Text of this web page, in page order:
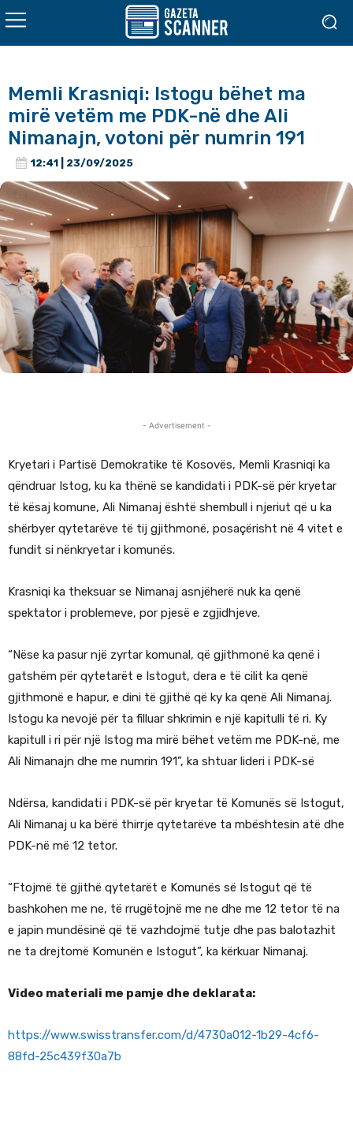
Memli Krasniqi: Istogu bëhet ma
mirë vetëm me PDK-në dhe Ali
Nimanajn, votoni për numrin 191
12:41 | 23/09/2025
- Advertisement -
Kryetari i Partisë Demokratike të Kosovës, Memli Krasniqi ka
qëndruar Istog, ku ka thënë se kandidati i PDK-së për kryetar
të kësaj komune, Ali Nimanaj është shembull i njeriut që u ka
shërbyer qytetarëve të tij gjithmonë, posaçërisht në 4 vitet e
fundit si nënkryetar i komunës.
Krasniqi ka theksuar se Nimanaj asnjëherë nuk ka qenë
spektator i problemeve, por pjesë e zgjidhjeve.
“Nëse ka pasur një zyrtar komunal, që gjithmonë ka qenë i
gatshëm për qytetarët e Istogut, dera e të cilit ka qenë
gjithmonë e hapur, e dini të gjithë që ky ka qenë Ali Nimanaj.
Istogu ka nevojë për ta filluar shkrimin e një kapitulli të ri. Ky
kapitull i ri për një Istog ma mirë bëhet vetëm me PDK-në, me
Ali Nimanajn dhe me numrin 191”, ka shtuar lideri i PDK-së
Ndërsa, kandidati i PDK-së për kryetar të Komunës së Istogut,
Ali Nimanaj u ka bërë thirrje qytetarëve ta mbështesin atë dhe
PDK-në më 12 tetor.
“Ftojmë të gjithë qytetarët e Komunës së Istogut që të
bashkohen me ne, të rrugëtojnë me ne dhe me 12 tetor të na
e japin mundësinë që të vazhdojmë tutje dhe pas balotazhit
ne ta drejtomë Komunën e Istogut”, ka kërkuar Nimanaj.
Video materiali me pamje dhe deklarata:
https://www.swisstransfer.com/d/4730a012-1b29-4cf6-
88fd-25c439f30a7b